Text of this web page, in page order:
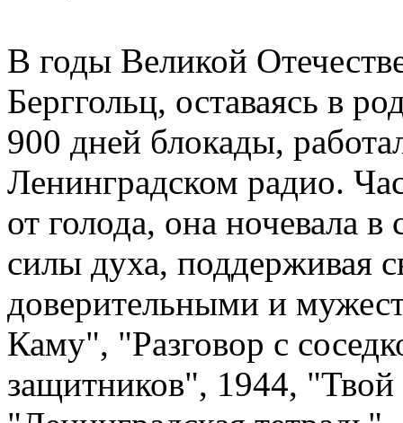
В годы Великой
Берггольц, оставаясь в
900 дней блокады,
Ленинградском радио.
от голода, она ночевала в
силы духа, поддерживая
доверительными и
Каму", "Разговор с
защитников", 1944,